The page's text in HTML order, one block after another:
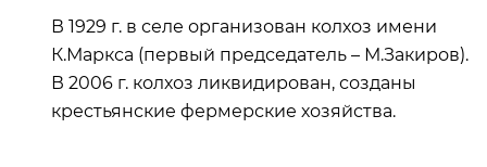
В 1929 г. в селе организован колхоз имени
К.Маркса (первый председатель – М.Закиров).
В 2006 г. колхоз ликвидирован, созданы
крестьянские фермерские хозяйства.